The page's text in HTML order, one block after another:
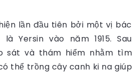
lần đầu tiên bởi một vị bác
Yersin vào năm 1915. Sau
sát và thám hiểm nhằm tìm
thể trồng cây canh ki na giúp